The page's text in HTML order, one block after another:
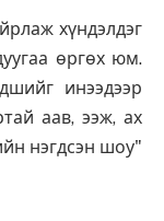
хүндэлдэг
өргөх юм.
инээдээр
аав, ээж, ах
нэгдсэн шоу"